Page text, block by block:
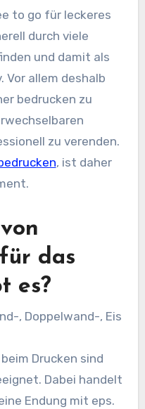
to go für leckeres
durch viele
und damit als
allem deshalb
bedrucken zu
zu verenden.
, ist daher
das
es?
, Doppelwand-, Eis
Drucken sind
Dabei handelt
Endung mit eps.